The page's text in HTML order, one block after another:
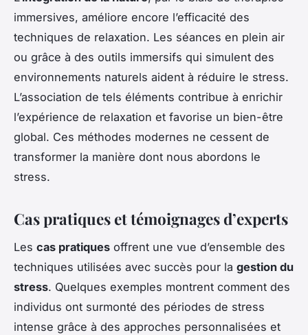
immersives, améliore encore l’efficacité des
techniques de relaxation. Les séances en plein air
ou grâce à des outils immersifs qui simulent des
environnements naturels aident à réduire le stress.
L’association de tels éléments contribue à enrichir
l’expérience de relaxation et favorise un bien-être
global. Ces méthodes modernes ne cessent de
transformer la manière dont nous abordons le
stress.
Cas pratiques et témoignages d’experts
Les cas pratiques offrent une vue d’ensemble des
techniques utilisées avec succès pour la gestion du
stress. Quelques exemples montrent comment des
individus ont surmonté des périodes de stress
intense grâce à des approches personnalisées et